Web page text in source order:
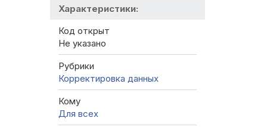
Характеристики:
Код открыт
Не указано
Рубрики
Корректировка данных
Кому
Для всех